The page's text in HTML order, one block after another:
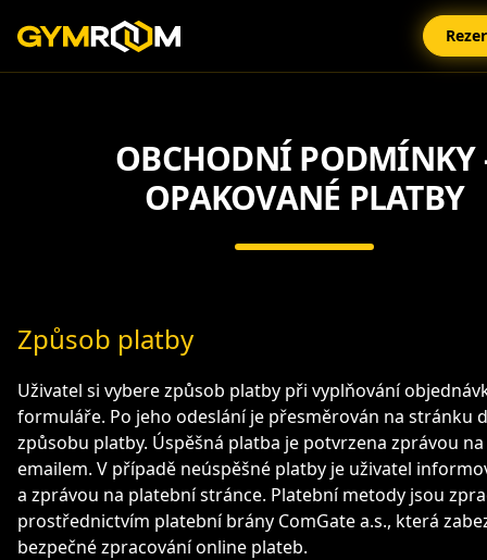
OBCHODNÍ PODMÍNKY
OPAKOVANÉ PLATBY
Způsob platby
Uživatel si vybere způsob platby při vyplňování
formuláře. Po jeho odeslání je přesměrován na stránku
způsobu platby. Úspěšná platba je potvrzena zprávou
emailem. V případě neúspěšné platby je uživatel
a zprávou na platební stránce. Platební metody jsou
prostřednictvím platební brány ComGate a.s., která
bezpečné zpracování online plateb.